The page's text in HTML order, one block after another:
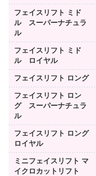
フェイスリフト ミド
ル スーパーナチュラ
ル
フェイスリフト ミド
ル ロイヤル
フェイスリフト ロング
フェイスリフト ロン
グ スーパーナチュラ
ル
フェイスリフト ロング
ロイヤル
ミニフェイスリフト マ
イクロカットリフト